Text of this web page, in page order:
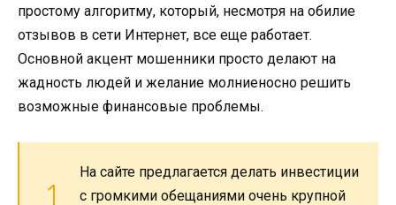
простому алгоритму, который, несмотря на обилие
отзывов в сети Интернет, все еще работает.
Основной акцент мошенники просто делают на
жадность людей и желание молниеносно решить
возможные финансовые проблемы.
На сайте предлагается делать инвестиции
с громкими обещаниями очень крупной